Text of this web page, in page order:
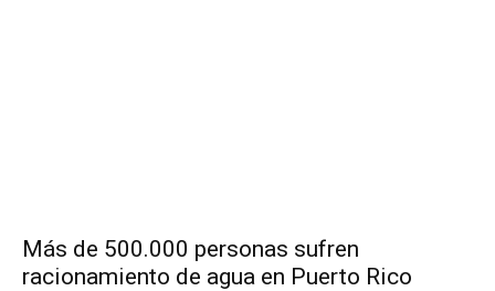
Más de 500.000 personas sufren
racionamiento de agua en Puerto Rico